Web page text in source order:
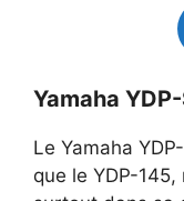
Yamaha
Le Yamaha
que le YDP-